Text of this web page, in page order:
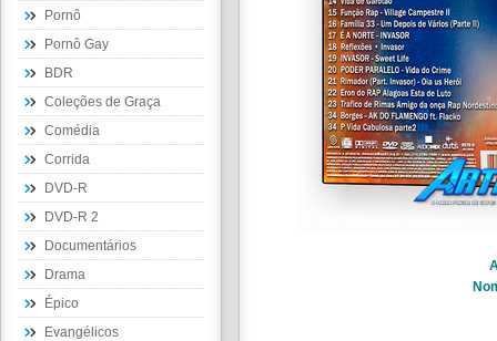
Pornô
Pornô Gay
BDR
Coleções de Graça
Comédia
Corrida
DVD-R
DVD-R 2
Documentários
Drama
Épico
Evangélicos